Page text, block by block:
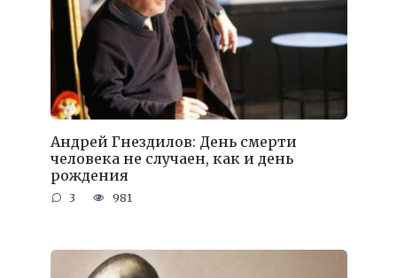
Андрей Гнездилов: День смерти
человека не случаен, как и день
рождения
3 981